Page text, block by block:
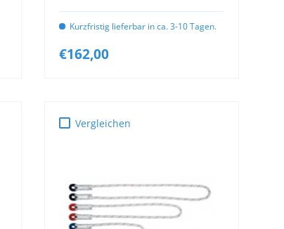
Kurzfristig lieferbar in ca. 3-10 Tagen.
€162,00
Vergleichen